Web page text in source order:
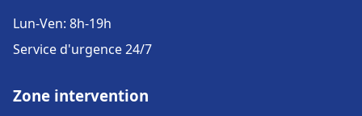
Lun-Ven: 8h-19h
Service d'urgence 24/7
Zone intervention